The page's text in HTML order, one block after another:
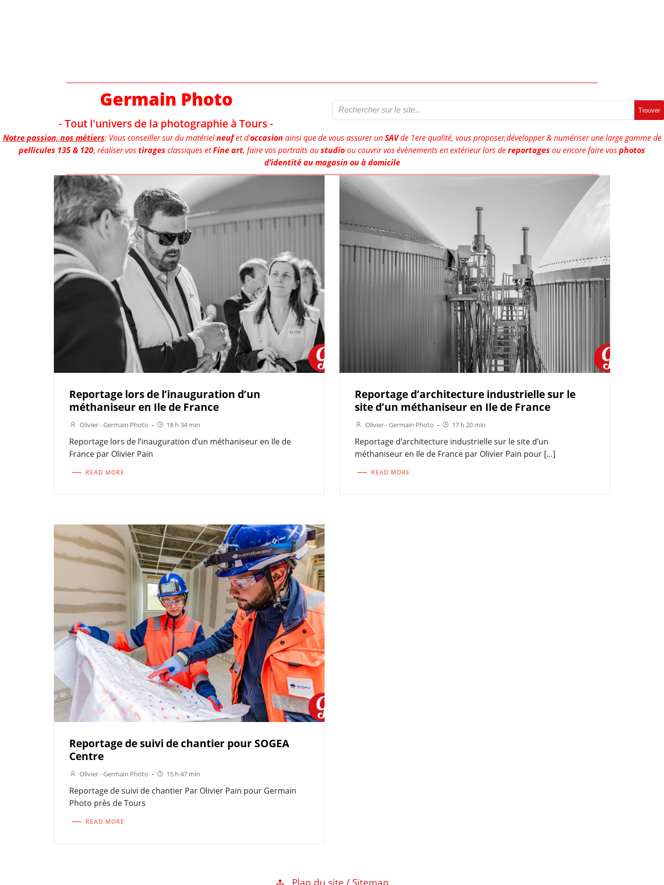
Germain Photo
- Tout l'univers de la photographie à Tours -
Trouver
Notre passion, nos métiers: Vous conseiller sur du matérielneuf et d'occasion ainsi que de vous assurer unSAVde 1ere qualité, vous proposer,développer & numériser une large gamme de
pellicules 135 & 120, réaliser vostirages classiques etFine art, faire vos portraits austudioou couvrir vos évènements en extérieur lors dereportages ou encore faire vosphotos
d’identité au magasin ou à domicile
Reportage lors de l’inauguration d’un
méthaniseur en Ile de France
Olivier - Germain Photo - 18 h 34 min
Reportage lors de l’inauguration d’un méthaniseur en Ile de
France par Olivier Pain
READ MORE
Reportage d’architecture industrielle sur le
site d’un méthaniseur en Ile de France
Olivier - Germain Photo - 17 h 20 min
Reportage d’architecture industrielle sur le site d’un
méthaniseur en Ile de France par Olivier Pain pour […]
READ MORE
Reportage de suivi de chantier pour SOGEA
Centre
Olivier - Germain Photo - 15 h 47 min
Reportage de suivi de chantier Par Olivier Pain pour Germain
Photo près de Tours
READ MORE